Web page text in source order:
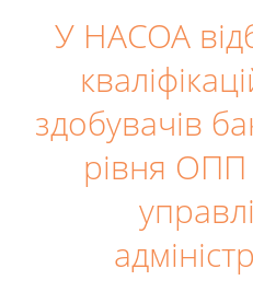
У НАСОА
здобувачів
рівня ОПП